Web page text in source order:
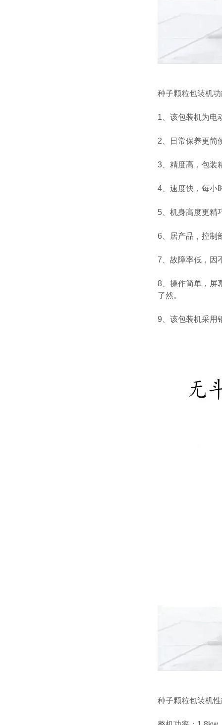
种子颗粒包装机
1、该包装机为电
2、日常保养更简
3、精度高，包装
4、速度快，每小
5、机身高度更精
6、居产品，控制
7、故障率低，因
8、操作简单，屏
了然。
9、该包装机采用
种子颗粒包装机